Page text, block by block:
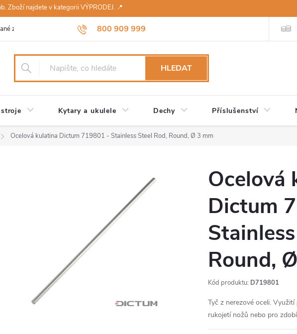
Zboží najdete v kategorii VÝPRODEJ. 📍
800 909 999
značky Návody a údržba Reklamace
HLEDAT
Kytary a ukulele Dechy Příslušenství
Ocelová kulatina Dictum 719801 - Stainless Steel Rod, Round, Ø 3 mm
Ocelová
Dictum
Round,
Kód produktu: D719801
Tyč z nerezové oceli. Využití
rukojetí nožů nebo pro